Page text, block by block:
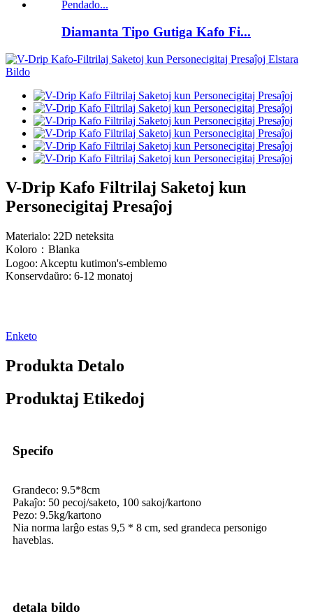
Diamanta Tipo Gutiga Kafo Fi...
V-Drip Kafo Filtrilaj Saketoj kun
Personecigitaj Presaĵoj
Materialo: 22D neteksita
Koloro：Blanka
Logoo: Akceptu kutimon's-emblemo
Konservdaŭro: 6-12 monatoj
Enketo
Produkta Detalo
Produktaj Etikedoj
Specifo
Grandeco: 9.5*8cm
Pakaĵo: 50 pecoj/saketo, 100 sakoj/kartono
Pezo: 9.5kg/kartono
Nia norma larĝo estas 9,5 * 8 cm, sed grandeca personigo
haveblas.
detala bildo